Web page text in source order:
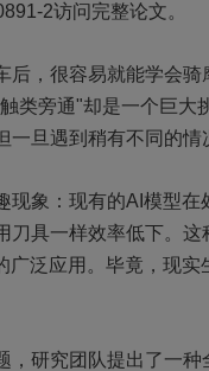
2访问完整论文。
后，很容易就能学会
类旁通"却是一个巨大
旦遇到稍有不同的情
现象：现有的AI模型
刀具一样效率低下。
广泛应用。毕竟，现
，研究团队提出了一